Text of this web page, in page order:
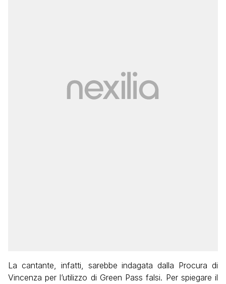
La cantante, infatti, sarebbe indagata dalla Procura di
Vincenza per l’utilizzo di Green Pass falsi. Per spiegare il